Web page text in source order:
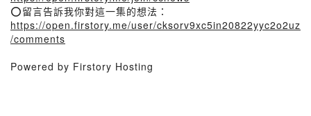
⭕留言告訴我你對這一集的想法：
https://open.firstory.me/user/cksorv9xc5in20822yyc2o2uz
/comments
Powered by Firstory Hosting